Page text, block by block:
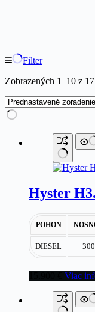
Filter
Zobrazených 1–10 z
Hyster
POHON
DIESEL
Viac